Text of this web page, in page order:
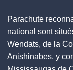
Parachute
national sont
Wendats, de la
Anishinabes, y